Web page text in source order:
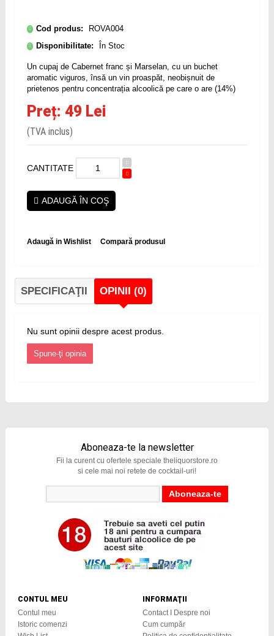
Cod produs:
ROVA004
Disponibilitate:
În Stoc
Un cupaj de Cabernet franc și Marselan, cu un buchet
aromatic viguros, însă un vin proaspăt, neobișnuit de
prietenos pentru concentrația alcoolică pe care o are (14%)
Preț: 49 Lei
(TVA inclus)
CANTITATE
ADAUGĂ ÎN COŞ
Adaugă in Wishlist Compară produsul
SPECIFICAŢII OPINII (0)
Nu sunt opinii despre acest produs.
Spune-ţi opinia
Aboneaza-te la newsletter
Fii la curent cu ofertele speciale theliquorstore.ro
si cele mai noi retete de cocktail-uri!
CONTUL MEU
Contul meu
Istoric comenzi
INFORMAŢII
Contact I Despre noi
Cum cumpăr